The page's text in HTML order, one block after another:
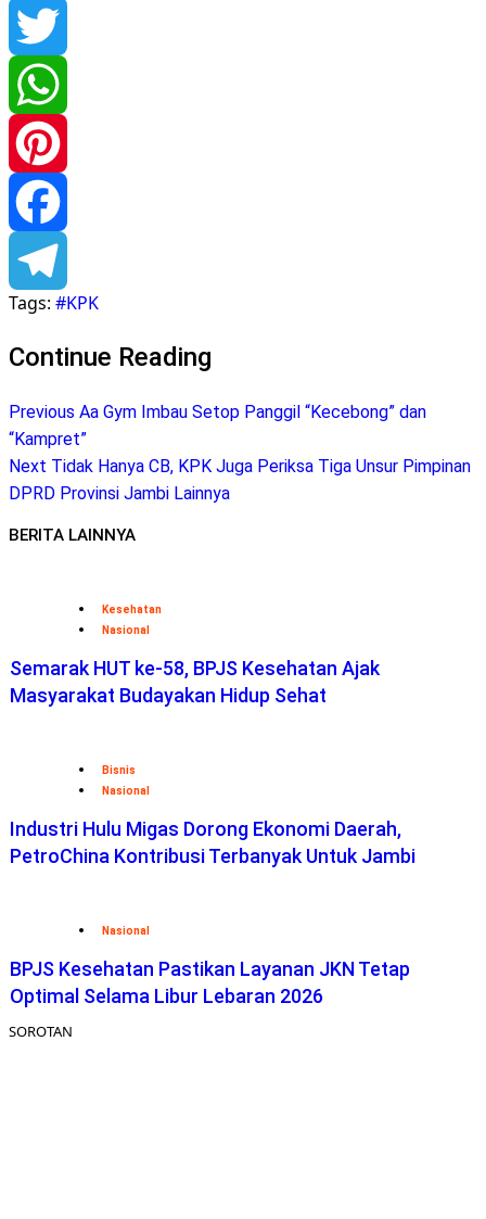
Twitter
WhatsApp
Pinterest
Facebook
Telegram
Tags: #KPK
Continue Reading
Previous Aa Gym Imbau Setop Panggil “Kecebong” dan
“Kampret”
Next Tidak Hanya CB, KPK Juga Periksa Tiga Unsur Pimpinan
DPRD Provinsi Jambi Lainnya
BERITA LAINNYA
Kesehatan
Nasional
Semarak HUT ke-58, BPJS Kesehatan Ajak
Masyarakat Budayakan Hidup Sehat
Bisnis
Nasional
Industri Hulu Migas Dorong Ekonomi Daerah,
PetroChina Kontribusi Terbanyak Untuk Jambi
Nasional
BPJS Kesehatan Pastikan Layanan JKN Tetap
Optimal Selama Libur Lebaran 2026
SOROTAN